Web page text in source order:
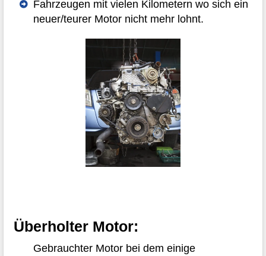
Fahrzeugen mit vielen Kilometern wo sich ein
neuer/teurer Motor nicht mehr lohnt.
Überholter Motor:
Gebrauchter Motor bei dem einige